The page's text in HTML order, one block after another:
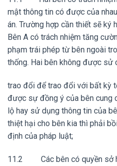
mật thông tin có được của
án. Trường hợp cần thiết sẽ ký
Bên A có trách nhiệm tăng
phạm trái phép từ bên ngoài
thống. Hai bên không được sử
trao đổi để trao đổi với bất kỳ
được sự đồng ý của bên cung
lộ hay sử dụng thông tin của
thiệt hại cho bên kia thì phải
định của pháp luật;
11.2 Các bên có quyền sở